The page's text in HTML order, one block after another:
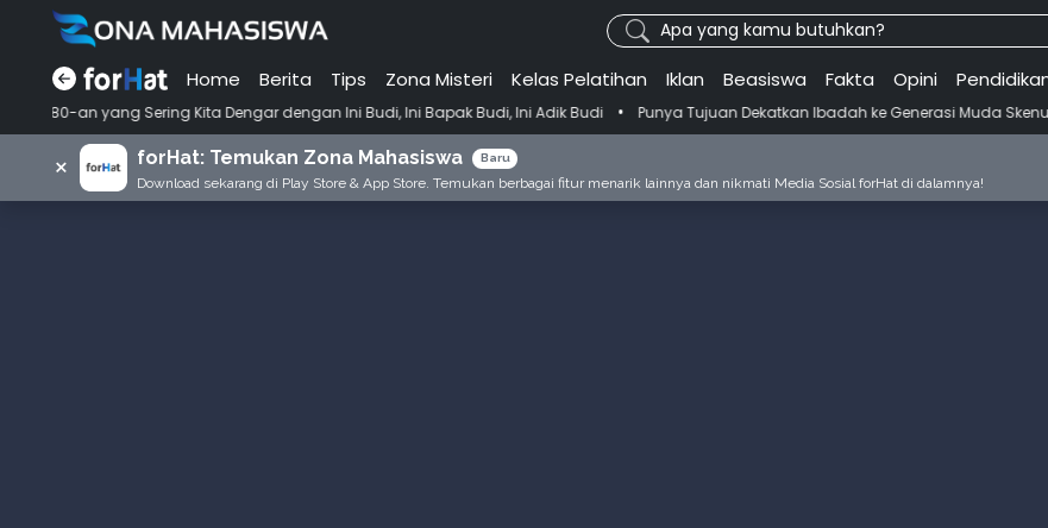
Apa yang kamu butuhkan?
Home Berita Tips Zona Misteri Kelas Pelatihan Iklan Beasiswa Fakta Opini
Kita Dengar dengan Ini Budi, Ini Bapak Budi, Ini Adik Budi • Punya Tujuan Dekatkan Ibadah ke Generasi Muda Skenu Bikin Panduan
× forHat: Temukan Zona Mahasiswa Baru
Download sekarang di Play Store & App Store. Temukan berbagai fitur menarik lainnya dan nikmati Media Sosial forHat di dalamnya!